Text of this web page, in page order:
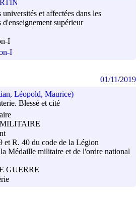
universités et affectées dans les
d'enseignement supérieur
I
I
Léopold, Maurice)
Blessé et cité
et R. 40 du code de la Légion
Médaille militaire et de l'ordre national
GUERRE
01/11/2019